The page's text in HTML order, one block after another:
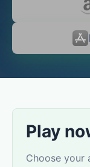
Play
Choose your